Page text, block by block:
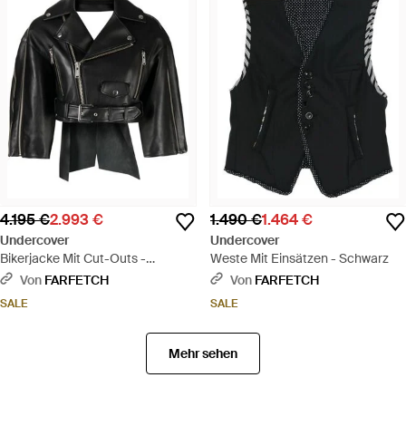
4.195 €2.993 €
Undercover
Bikerjacke Mit Cut-Outs -
Schwarz
Von FARFETCH
SALE
1.490 €1.464 €
Undercover
Weste Mit Einsätzen - Schwarz
Von FARFETCH
SALE
Mehr sehen